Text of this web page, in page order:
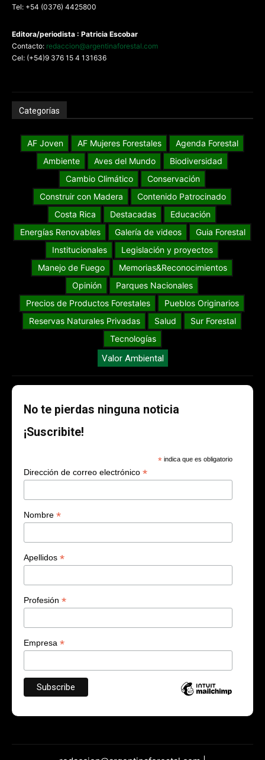
Tel: +54 (0376) 4425800
Editora/periodista : Patricia Escobar
Contacto: redaccion@argentinaforestal.com
Cel: (+54)9 376 15 4 131636
Categorías
AF Joven AF Mujeres Forestales
Agenda Forestal
Ambiente
Aves del Mundo
Biodiversidad
Cambio Climático
Conservación
Construir con Madera
Contenido Patrocinado
Costa Rica
Destacadas
Educación
Energías Renovables
Galería de videos
Guia Forestal
Institucionales
Legislación y proyectos
Manejo de Fuego
Memorias&Reconocimientos
Opinión
Parques Nacionales
Precios de Productos Forestales
Pueblos Originarios
Reservas Naturales Privadas
Salud
Sur Forestal
Tecnologías
Valor Ambiental
No te pierdas ninguna noticia
¡Suscribite!
* indica que es obligatorio
Dirección de correo electrónico *
Nombre *
Apellidos *
Profesión *
Empresa *